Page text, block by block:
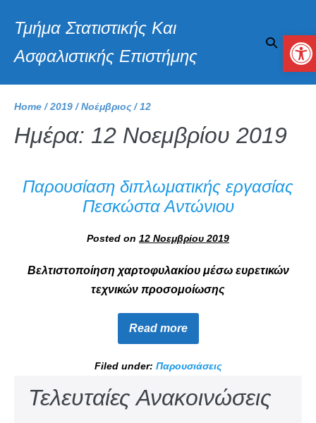
Τμήμα Στατιστικής Και
Ασφαλιστικής Επιστήμης
Home /2019 /Νοέμβριος /12
Ημέρα: 12 Νοεμβρίου 2019
Παρουσίαση διπλωματικής εργασίας
Πεσκώστα Αντώνιου
Posted on 12 Νοεμβρίου 2019
Βελτιστοποίηση χαρτοφυλακίου μέσω ευρετικών
τεχνικών προσομοίωσης
Read more
Filed under: Παρουσιάσεις
Τελευταίες Ανακοινώσεις